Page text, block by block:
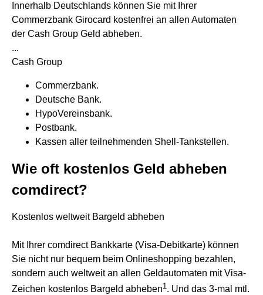
Innerhalb Deutschlands können Sie mit Ihrer
Commerzbank Girocard kostenfrei an allen Automaten
der Cash Group Geld abheben.
...
Cash Group
Commerzbank.
Deutsche Bank.
HypoVereinsbank.
Postbank.
Kassen aller teilnehmenden Shell-Tankstellen.
Wie oft kostenlos Geld abheben
comdirect?
Kostenlos weltweit Bargeld abheben
Mit Ihrer comdirect Bankkarte (Visa-Debitkarte) können
Sie nicht nur bequem beim Onlineshopping bezahlen,
sondern auch weltweit an allen Geldautomaten mit Visa-
Zeichen kostenlos Bargeld abheben1. Und das 3-mal mtl.